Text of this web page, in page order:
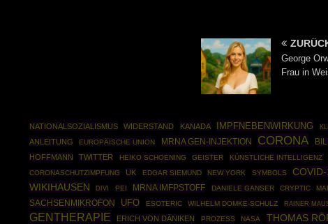
George
Frau in
NATIONALSOZIALISMUS WIDERSTAND KANADA IMPFNEBENWIRKUNG
ANLEITUNG
EUROPÄISCHE UNION MRNA GEN-INJEKTION CORONA
HOFFMANN
TWITTER HEIKO SCHOENING GEISTER KÜNSTLICHE INTELLIGENZ
CORONASCHUTZIMPFUNG UK EDGAR SIEMUND NEW YORK SYMBOLS
WIKIHAUSEN DIVI PEI MRNA IMFPSTOFF DANIELE GANSER CRYPTIC
SACHSENMIKROFON UFO ESOTERIC WILHELM DOMKE-SCHULZ RAINER
GENTHERAPIE
ERICH VON DÄNIKEN PROZESS NASA THOMAS